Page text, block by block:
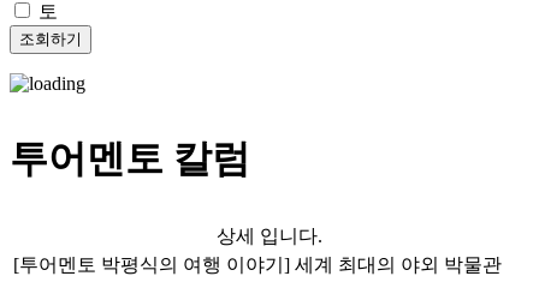
토
투어멘토 칼럼
상세 입니다.
[투어멘토 박평식의 여행 이야기] 세계 최대의 야외 박물관